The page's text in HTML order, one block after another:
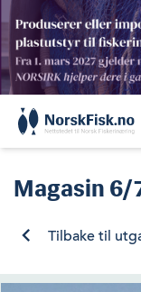
Skip
content
Magasin 6/
Tilbake til